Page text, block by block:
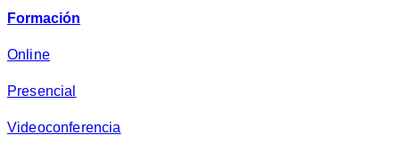
v
c
d
a
Formación
Online
Presencial
Videoconferencia